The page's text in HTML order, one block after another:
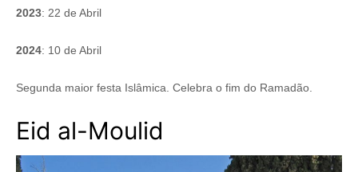
2023: 22 de Abril
2024: 10 de Abril
Segunda maior festa Islâmica. Celebra o fim do Ramadão.
Eid al-Moulid